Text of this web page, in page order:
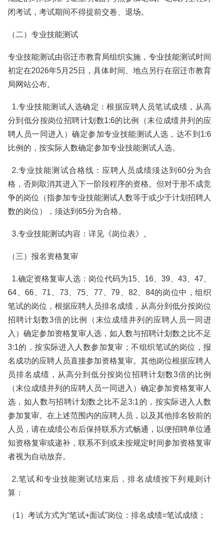
闭考试，考试期间不得提前交卷、退场。
（二）专业技能测试
专业技能测试由宿迁市教育局组织实施，专业技能测试时间
初定在2026年5月25日，具体时间、地点另行在宿迁市教育
局网站公布。
1.专业技能测试人选确定：根据应聘人员笔试成绩，从高
分到低分按岗位招聘计划数1:6的比例（末位成绩并列的应
聘人员一同进入）确定参加专业技能测试人选，达不到1:6
比例的，按实际人数确定参加专业技能测试人选。
2.专业技能测试合格线：应聘人员成绩须达到60分为合
格，否则取消其进入下一阶段程序的资格。但对于形不成竞
争的岗位（指参加专业技能测试人数等于或少于计划招聘人
数的岗位），须达到65分为合格。
3.专业技能测试内容：详见《岗位表》。
（三）报名资格复审
1.确定资格复审人选：岗位代码为15、16、39、43、47、
64、66、71、73、75、77、79、82、84的岗位中，组织
笔试的岗位，根据应聘人员排名成绩，从高分到低分按岗位
招聘计划数3倍的比例（末位成绩并列的应聘人员一同进
入）确定参加资格复审人选，如人数与招聘计划数之比不足
3:1的，按实际进入人数参加复审；不组织笔试的岗位，报
名成功的应聘人员直接参加资格复审。其他岗位根据应聘人
员排名成绩，从高分到低分按岗位招聘计划数3倍的比例
（末位成绩并列的应聘人员一同进入）确定参加资格复审人
选，如人数与招聘计划数之比不足3:1的，按实际进入人数
参加复审。在上述范围内的应聘人员，以及其他排名较前的
人员，请在成绩公布后保持联系方式畅通，以便招聘单位通
知资格复审或递补，联系不到或未按规定时间参加资格复审
者视为自动放弃。
2.笔试和专业技能测试结束后，排名成绩按下列规则计
算：
（1）考试方式为“笔试+面试”岗位：排名成绩=笔试成绩；